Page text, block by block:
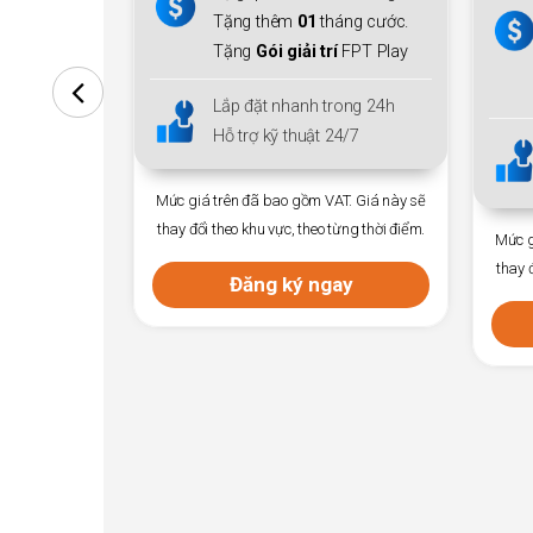
24h
WiFi 6 cho cả gia đình.
Tặng thêm01 tháng cước.
Lắp đặt nhanh trong 24h
Hỗ trợ kỹ thuật 24/7
Mức giá trên đã bao gồm VAT. Giá này sẽ
thay đổi theo khu vực, theo từng thời điểm.
Mức
thay